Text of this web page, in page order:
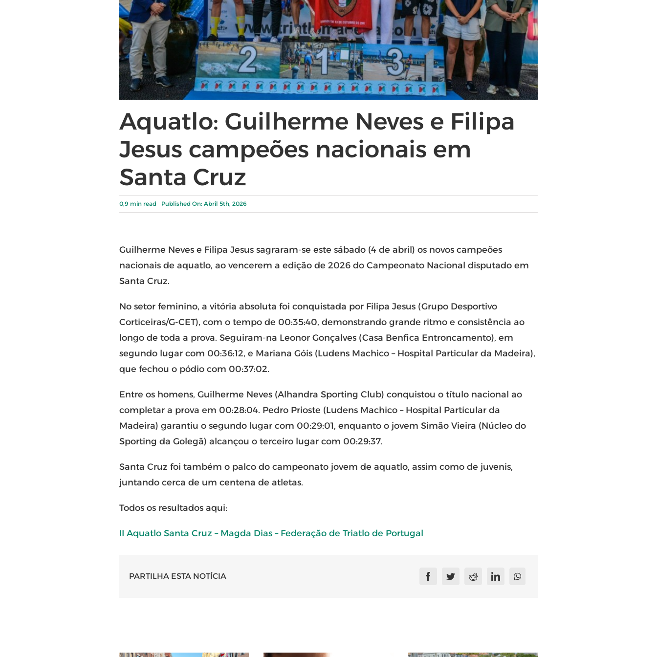
Aquatlo: Guilherme Neves e Filipa
Jesus campeões nacionais em
Santa Cruz
0,9 min read Published On: Abril 5th, 2026
Guilherme Neves e Filipa Jesus sagraram-se este sábado (4 de abril) os novos campeões
nacionais de aquatlo, ao vencerem a edição de 2026 do Campeonato Nacional disputado em
Santa Cruz.
No setor feminino, a vitória absoluta foi conquistada por Filipa Jesus (Grupo Desportivo
Corticeiras/G-CET), com o tempo de 00:35:40, demonstrando grande ritmo e consistência ao
longo de toda a prova. Seguiram-na Leonor Gonçalves (Casa Benfica Entroncamento), em
segundo lugar com 00:36:12, e Mariana Góis (Ludens Machico – Hospital Particular da Madeira),
que fechou o pódio com 00:37:02.
Entre os homens, Guilherme Neves (Alhandra Sporting Club) conquistou o título nacional ao
completar a prova em 00:28:04. Pedro Prioste (Ludens Machico – Hospital Particular da
Madeira) garantiu o segundo lugar com 00:29:01, enquanto o jovem Simão Vieira (Núcleo do
Sporting da Golegã) alcançou o terceiro lugar com 00:29:37.
Santa Cruz foi também o palco do campeonato jovem de aquatlo, assim como de juvenis,
juntando cerca de um centena de atletas.
Todos os resultados aqui:
II Aquatlo Santa Cruz – Magda Dias – Federação de Triatlo de Portugal
PARTILHA ESTA NOTÍCIA